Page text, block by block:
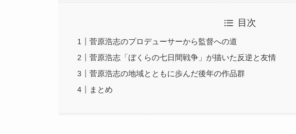
目次
菅原浩志のプロデューサーから監督への道
菅原浩志「ぼくらの七日間戦争」が描いた反逆と友情
菅原浩志の地域とともに歩んだ後年の作品群
まとめ